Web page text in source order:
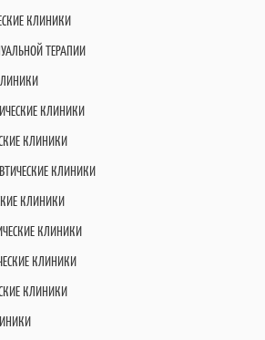
КЛИНИКИ
ТЕРАПИИ
КЛИНИКИ
КЛИНИКИ
КЛИНИКИ
КЛИНИКИ
КЛИНИКИ
КЛИНИКИ
КЛИНИКИ